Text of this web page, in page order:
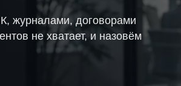
журналами, договорами
не хватает, и назовём